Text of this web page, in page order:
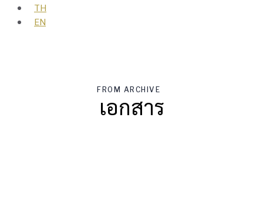
TH
EN
FROM ARCHIVE
เอกสาร